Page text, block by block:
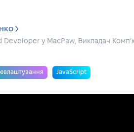
Developer у MacPaw, Викладач
JavaScript